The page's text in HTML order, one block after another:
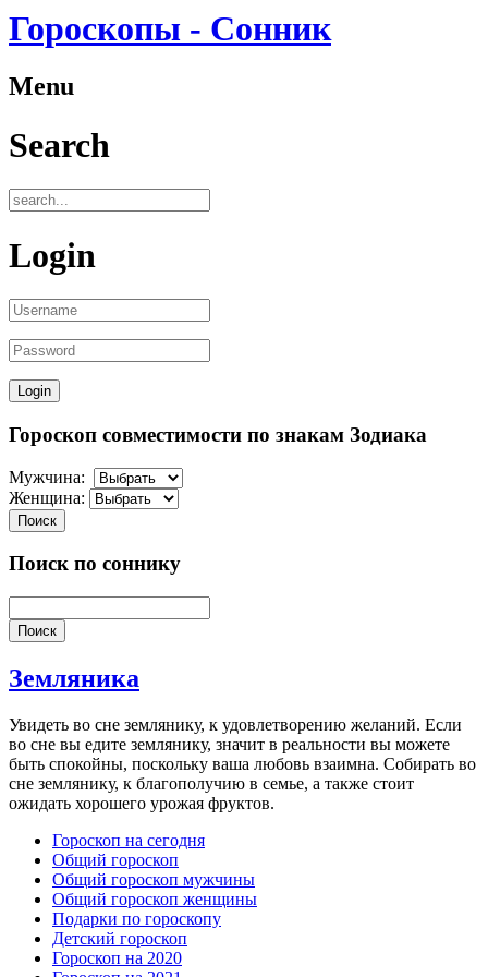
Гороскопы - Сонник
Menu
Search
Login
Гороскоп совместимости по знакам Зодиака
Мужчина:
Женщина:
Поиск
Поиск по соннику
Поиск
Земляника
Увидеть во сне землянику, к удовлетворению желаний. Если
во сне вы едите землянику, значит в реальности вы можете
быть спокойны, поскольку ваша любовь взаимна. Собирать во
сне землянику, к благополучию в семье, а также стоит
ожидать хорошего урожая фруктов.
Гороскоп на сегодня
Общий гороскоп
Общий гороскоп мужчины
Общий гороскоп женщины
Подарки по гороскопу
Детский гороскоп
Гороскоп на 2020